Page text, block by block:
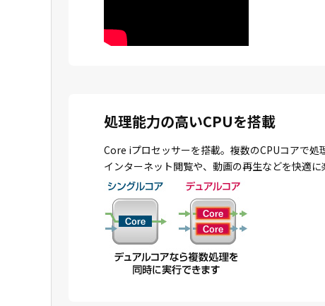
処理能力の高いCPUを搭載
Core iプロセッサーを搭載。複数のCPUコアで処
インターネット閲覧や、動画の再生などを快適に